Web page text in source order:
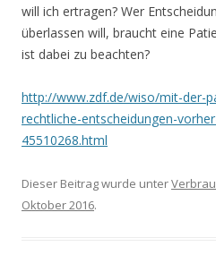
will ich ertragen? Wer
überlassen will, braucht eine
ist dabei zu beachten?
http://www.zdf.de/wiso/mit-der-
rechtliche-entscheidungen-
45510268.html
Dieser Beitrag wurde unter
Oktober 2016.